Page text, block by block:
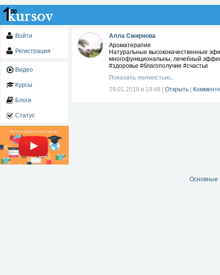
Войти
Регистрация
Видео
Курсы
Блоги
Статус
Алла Смирнова
Ароматерапия
Натуральные высококачественные
многофункциональны, лечебный
#здоровье #благополучие #счастье
Показать полностью..
29.01.2018 в 19:48
Открыть
Основные